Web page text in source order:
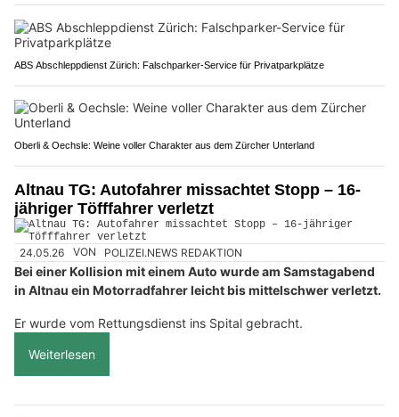
ABS Abschleppdienst Zürich: Falschparker-Service für Privatparkplätze
Oberli & Oechsle: Weine voller Charakter aus dem Zürcher Unterland
Altnau TG: Autofahrer missachtet Stopp – 16-
jähriger Töfffahrer verletzt
24.05.26 VON POLIZEI.NEWS REDAKTION
Bei einer Kollision mit einem Auto wurde am Samstagabend
in Altnau ein Motorradfahrer leicht bis mittelschwer verletzt.
Er wurde vom Rettungsdienst ins Spital gebracht.
Weiterlesen